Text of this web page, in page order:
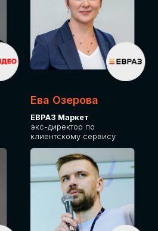
Ева Озерова
ЕВРАЗ Маркет
экс-директор по
клиентскому сервису